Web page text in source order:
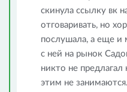
скинула ссылку вк
отговаривать, но
послушала, а еще и
с ней на рынок
никто не предлагал
этим не